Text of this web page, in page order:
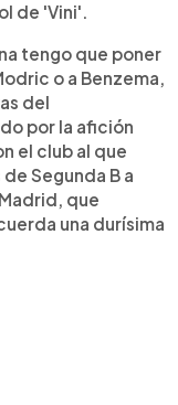
de 'Vini'.
tengo que poner
o a Benzema,
del
por la afición
el club al que
Segunda B a
que
una durísima